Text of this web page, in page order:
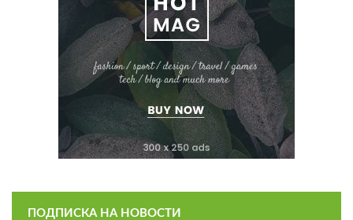
ПОДПИСКА НА НОВОСТИ